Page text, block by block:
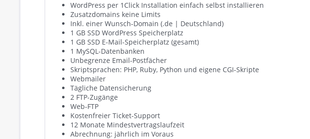
WordPress per 1Click Installation einfach selbst installieren
Zusatzdomains keine Limits
Inkl. einer Wunsch-Domain (.de | Deutschland)
1 GB SSD WordPress Speicherplatz
1 GB SSD E-Mail-Speicherplatz (gesamt)
1 MySQL-Datenbanken
Unbegrenze Email-Postfächer
Skriptsprachen: PHP, Ruby, Python und eigene CGI-Skripte
Webmailer
Tägliche Datensicherung
2 FTP-Zugänge
Web-FTP
Kostenfreier Ticket-Support
12 Monate Mindestvertragslaufzeit
Abrechnung: jährlich im Voraus